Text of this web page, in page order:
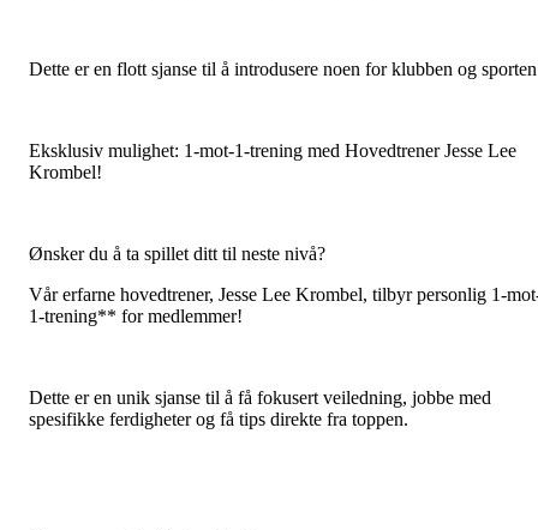
Dette er en flott sjanse til å introdusere noen for klubben og
Eksklusiv mulighet: 1-mot-1-trening med Hovedtrener Jesse Lee
Krombel!
Ønsker du å ta spillet ditt til neste nivå?
Vår erfarne hovedtrener, Jesse Lee Krombel, tilbyr personlig 1-
1-trening** for medlemmer!
Dette er en unik sjanse til å få fokusert veiledning, jobbe med
spesifikke ferdigheter og få tips direkte fra toppen.